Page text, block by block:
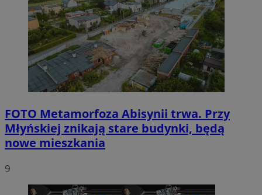
FOTO Metamorfoza Abisynii trwa. Przy
Młyńskiej znikają stare budynki, będą
nowe mieszkania
9